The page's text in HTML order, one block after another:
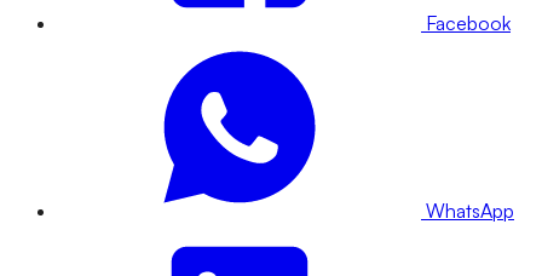
Facebook
WhatsApp